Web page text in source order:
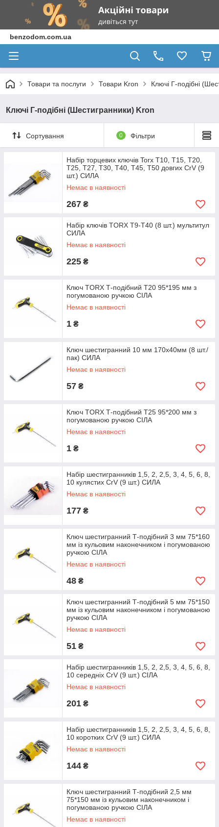
benzodom.com.ua
Товари та послуги Товари Kron Ключі Г-подібні
Ключі Г-подібні (Шестигранники) Kron
Сортування 0 Фільтри
Набір торцевих ключів Torx T10, T15, T20,
T25, T27, T30, T40, T45, T50 довгих CrV (9
шт.) СИЛА
Немає в наявності
267 ₴
Набір ключів TORX Т9-Т40 (8 шт.) мультитул
СИЛА
Немає в наявності
225 ₴
Ключ TORX Т-подібний Т20 95*195 мм з
погумованою ручкою СІЛА
Немає в наявності
1 ₴
Ключ шестигранний 10 мм 170х40мм (8 шт./
пак) СИЛА
Немає в наявності
57 ₴
Ключ TORX Т-подібний Т25 95*200 мм з
погумованою ручкою СІЛА
Немає в наявності
1 ₴
Набір шестигранників 1,5, 2, 2,5, 3, 4, 5, 6, 8,
10 кулястих CrV (9 шт.) СИЛА
Немає в наявності
177 ₴
Ключ шестигранний Т-подібний 3 мм 75*160
мм із кульовим наконечником і погумованою
ручкою СІЛА
Немає в наявності
48 ₴
Ключ шестигранний Т-подібний 5 мм 75*150
мм із кульовим наконечником і погумованою
ручкою СІЛА
Немає в наявності
51 ₴
Набір шестигранників 1,5, 2, 2,5, 3, 4, 5, 6, 8,
10 середніх CrV (9 шт.) СІЛА
Немає в наявності
201 ₴
Набір шестигранників 1,5, 2, 2,5, 3, 4, 5, 6, 8,
10 коротких CrV (9 шт.) СИЛА
Немає в наявності
144 ₴
Ключ шестигранний Т-подібний 2,5 мм
75*150 мм із кульовим наконечником і
погумованою ручкою СІЛА
Немає в наявності